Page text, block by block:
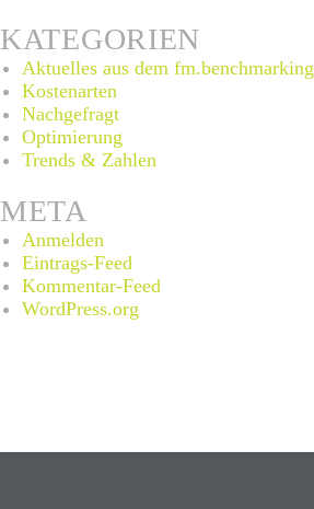
KATEGORIEN
Aktuelles aus dem fm.benchmarking
Kostenarten
Nachgefragt
Optimierung
Trends & Zahlen
META
Anmelden
Eintrags-Feed
Kommentar-Feed
WordPress.org